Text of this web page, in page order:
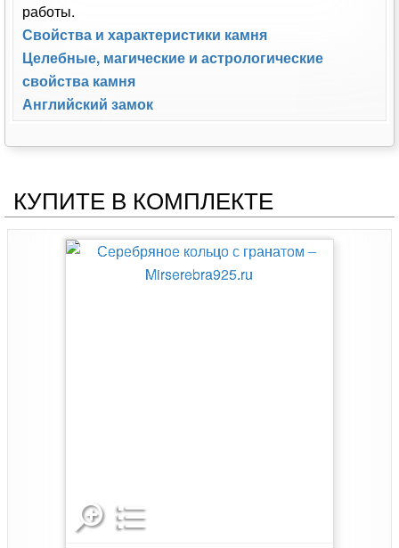
работы.
Свойства и характеристики камня
Целебные, магические и астрологические
свойства камня
Английский замок
КУПИТЕ В КОМПЛЕКТЕ